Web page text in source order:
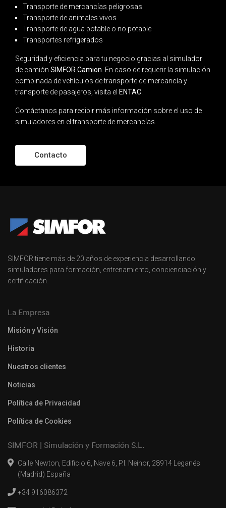
Transporte de mercancías peligrosas
Transporte de animales vivos
Transporte de agua potable o no potable
Transportes refrigerados
Seguridad y eficiencia para tu negocio gracias al simulador
de camión SIMFOR Camion . En caso de requerir la simulación
combinada de vehículos de transporte de mercancía y
transporte de pasajeros, visita el ENTAC
Contáctanos para recibir más información sobre el uso de
simuladores en el transporte de mercancías.
Contacto
SIMFOR tiene más de 20 años de experiencia desarrollando
simuladores para formación, entrenamiento, concienciación y
certificación.
La Empresa
Misión y Visión
Historia
Nuestros clientes
Noticias
Política de Privacidad
Política de Cookies
SIMFOR | Simulación y Formación S.L.
Calle Newton, Edificio 6, Nave 6, P.I. Neinor, 28914 Leganés
(Madrid) España
+34 916086372